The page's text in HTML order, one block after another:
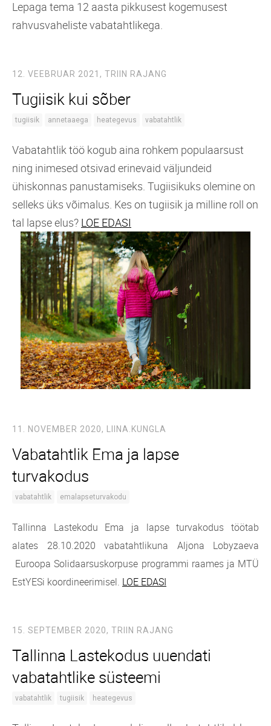
Lepaga tema 12 aasta pikkusest kogemusest
rahvusvaheliste vabatahtlikega.
12. VEEBRUAR 2021, TRIIN RAJANG
Tugiisik kui sõber
tugiisik annetaaega heategevus vabatahtlik
Vabatahtlik töö kogub aina rohkem populaarsust
ning inimesed otsivad erinevaid väljundeid
ühiskonnas panustamiseks. Tugiisikuks olemine on
selleks üks võimalus. Kes on tugiisik ja milline roll on
tal lapse elus? LOE EDASI
11. NOVEMBER 2020, LIINA.KUNGLA
Vabatahtlik Ema ja lapse
turvakodus
vabatahtlik emalapseturvakodu
Tallinna Lastekodu Ema ja lapse turvakodus töötab
alates 28.10.2020 vabatahtlikuna Aljona Lobyzaeva
Euroopa Solidaarsuskorpuse programmi raames ja MTÜ
EstYESi koordineerimisel. LOE EDASI
15. SEPTEMBER 2020, TRIIN RAJANG
Tallinna Lastekodus uuendati
vabatahtlike süsteemi
vabatahtlik tugiisik heategevus